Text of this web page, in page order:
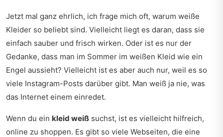
Jetzt mal ganz ehrlich, ich frage mich oft, warum weiße
Kleider so beliebt sind. Vielleicht liegt es daran, dass sie
einfach sauber und frisch wirken. Oder ist es nur der
Gedanke, dass man im Sommer im weißen Kleid wie ein
Engel aussieht? Vielleicht ist es aber auch nur, weil es so
viele Instagram-Posts darüber gibt. Man weiß ja nie, was
das Internet einem einredet.
Wenn du ein kleid weiß suchst, ist es vielleicht hilfreich,
online zu shoppen. Es gibt so viele Webseiten, die eine